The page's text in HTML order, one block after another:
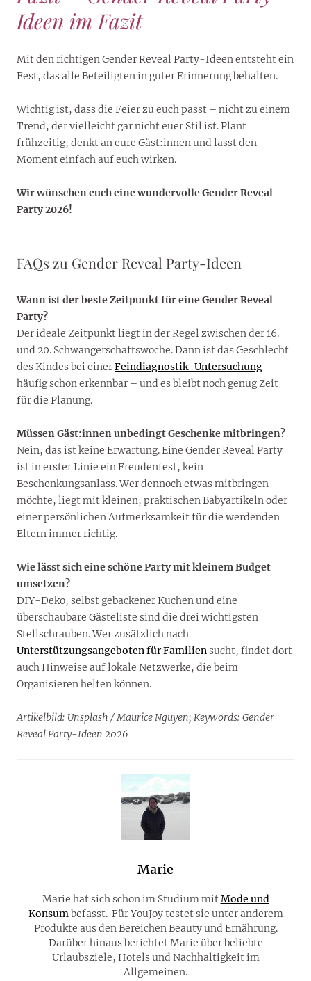
Ideen im Fazit
Mit den richtigen Gender Reveal Party-Ideen entsteht ein
Fest, das alle Beteiligten in guter Erinnerung behalten.
Wichtig ist, dass die Feier zu euch passt – nicht zu einem
Trend, der vielleicht gar nicht euer Stil ist. Plant
frühzeitig, denkt an eure Gäst:innen und lasst den
Moment einfach auf euch wirken.
Wir wünschen euch eine wundervolle Gender Reveal
Party 2026!
FAQs zu Gender Reveal Party-Ideen
Wann ist der beste Zeitpunkt für eine Gender Reveal
Party?
Der ideale Zeitpunkt liegt in der Regel zwischen der 16.
und 20. Schwangerschaftswoche. Dann ist das Geschlecht
des Kindes bei einerFeindiagnostik-Untersuchung
häufig schon erkennbar – und es bleibt noch genug Zeit
für die Planung.
Müssen Gäst:innen unbedingt Geschenke mitbringen?
Nein, das ist keine Erwartung. Eine Gender Reveal Party
ist in erster Linie ein Freudenfest, kein
Beschenkungsanlass. Wer dennoch etwas mitbringen
möchte, liegt mit kleinen, praktischen Babyartikeln oder
einer persönlichen Aufmerksamkeit für die werdenden
Eltern immer richtig.
Wie lässt sich eine schöne Party mit kleinem Budget
umsetzen?
DIY-Deko, selbst gebackener Kuchen und eine
überschaubare Gästeliste sind die drei wichtigsten
Stellschrauben. Wer zusätzlich nach
Unterstützungsangeboten für Familiensucht, findet dort
auch Hinweise auf lokale Netzwerke, die beim
Organisieren helfen können.
Artikelbild: Unsplash / Maurice Nguyen; Keywords: Gender
Reveal Party-Ideen 2026
Marie
Marie hat sich schon im Studium mitMode und
Konsumbefasst. Für YouJoy testet sie unter anderem
Produkte aus den Bereichen Beauty und Ernährung.
Darüber hinaus berichtet Marie über beliebte
Urlaubsziele, Hotels und Nachhaltigkeit im
Allgemeinen.